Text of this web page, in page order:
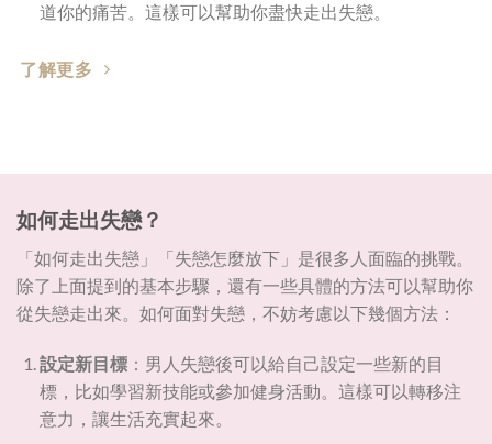
道你的痛苦。這樣可以幫助你盡快走出失戀。
了解更多
如何走出失戀？
「如何走出失戀」「失戀怎麼放下」是很多人面臨的挑戰。
除了上面提到的基本步驟，還有一些具體的方法可以幫助你
從失戀走出來。如何面對失戀，不妨考慮以下幾個方法：
設定新目標：男人失戀後可以給自己設定一些新的目
標，比如學習新技能或參加健身活動。這樣可以轉移注
意力，讓生活充實起來。